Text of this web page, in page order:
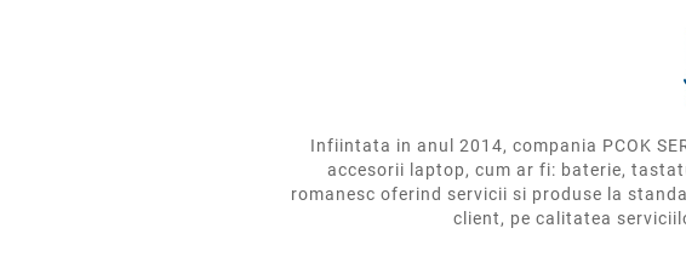
Infiintata in anul 2014, compania PCOK
accesorii laptop, cum ar fi: baterie,
romanesc oferind servicii si produse la
client, pe calitatea